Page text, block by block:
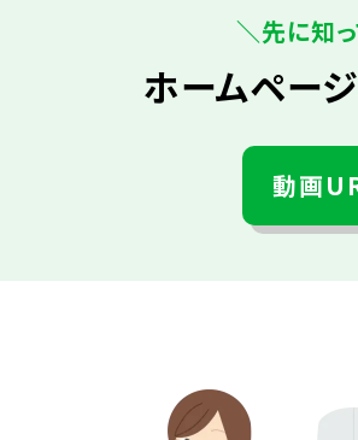
＼先に知
ホームペー
動画